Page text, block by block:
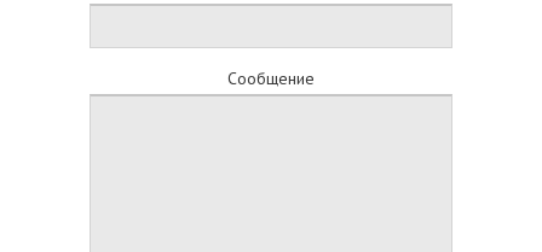
Сообщение